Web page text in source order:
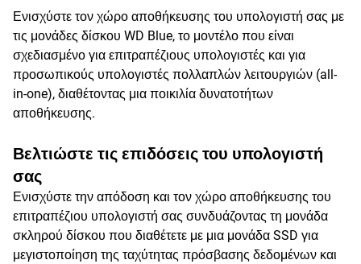
Ενισχύστε τον χώρο αποθήκευσης του υπολογιστή σας με
τις μονάδες δίσκου WD Blue, το μοντέλο που είναι
σχεδιασμένο για επιτραπέζιους υπολογιστές και για
προσωπικούς υπολογιστές πολλαπλών λειτουργιών (all-
in-one), διαθέτοντας μια ποικιλία δυνατοτήτων
αποθήκευσης.
Βελτιώστε τις επιδόσεις του υπολογιστή
σας
Ενισχύστε την απόδοση και τον χώρο αποθήκευσης του
επιτραπέζιου υπολογιστή σας συνδυάζοντας τη μονάδα
σκληρού δίσκου που διαθέτετε με μια μονάδα SSD για
μεγιστοποίηση της ταχύτητας πρόσβασης δεδομένων και